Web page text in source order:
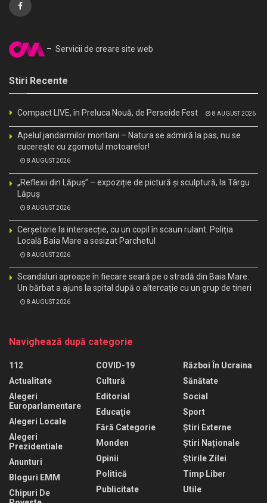
– Servicii de creare site web
Stiri Recente
Compact LIVE, în Preluca Nouă, de Perseide Fest 8 AUGUST 2026
Apelul jandarmilor montani – Natura se admiră la pas, nu se
cucerește cu zgomotul motoarelor!
8 AUGUST 2026
„Reflexii din Lăpuș” – expoziție de pictură și sculptură, la Târgu
Lăpuș
8 AUGUST 2026
Cerșetorie la intersecție, cu un copil în scaun rulant. Poliția
Locală Baia Mare a sesizat Parchetul
8 AUGUST 2026
Scandaluri aproape în fiecare seară pe o stradă din Baia Mare.
Un bărbat a ajuns la spital după o altercație cu un grup de tineri
8 AUGUST 2026
Navighează după categorie
112
Actualitate
Alegeri
Europarlamentare
Alegeri Locale
Alegeri
Prezidentiale
Anunturi
Bloguri EMM
Chipuri De
COVID-19
Cultură
Editorial
Educaţie
Fără Categorie
Monden
Opinii
Politică
Publicitate
Război În Ucraina
Sănătate
Social
Sport
Știri Externe
Știri Naționale
Știrile Zilei
Timp Liber
Utile